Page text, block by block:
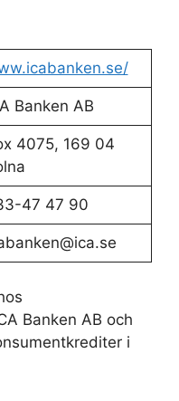
Banken AB
4075, 169 04
47 47 90
Banken AB och
i